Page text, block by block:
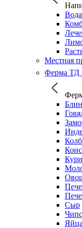
Местная
Ферма ТД
Сыр
Яйца